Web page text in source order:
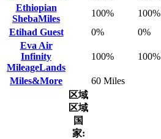
Ethiopian
ShebaMiles
100% 100%
Etihad Guest
0% 0%
Eva Air
Infinity
MileageLands
100% 100%
Miles&More 60 Miles
区域
区域
国
家: